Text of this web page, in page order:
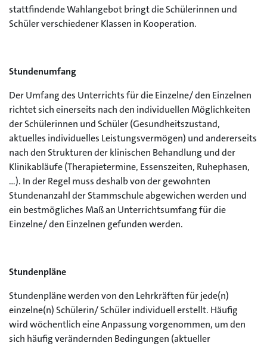
stattfindende Wahlangebot bringt die Schülerinnen und
Schüler verschiedener Klassen in Kooperation.
Stundenumfang
Der Umfang des Unterrichts für die Einzelne/ den Einzelnen
richtet sich einerseits nach den individuellen Möglichkeiten
der Schülerinnen und Schüler (Gesundheitszustand,
aktuelles individuelles Leistungsvermögen) und andererseits
nach den Strukturen der klinischen Behandlung und der
Klinikabläufe (Therapietermine, Essenszeiten, Ruhephasen,
…). In der Regel muss deshalb von der gewohnten
Stundenanzahl der Stammschule abgewichen werden und
ein bestmögliches Maß an Unterrichtsumfang für die
Einzelne/ den Einzelnen gefunden werden.
Stundenpläne
Stundenpläne werden von den Lehrkräften für jede(n)
einzelne(n) Schülerin/ Schüler individuell erstellt. Häufig
wird wöchentlich eine Anpassung vorgenommen, um den
sich häufig verändernden Bedingungen (aktueller